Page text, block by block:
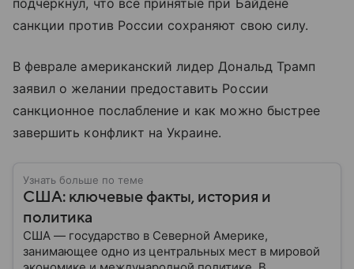
санкции против России сохраняют свою силу.
В феврале американский лидер Дональд Трамп
заявил о желании предоставить России
санкционное послабление и как можно быстрее
завершить конфликт на Украине.
Узнать больше по теме
США: ключевые факты, история и
политика
США — государство в Северной Америке,
занимающее одно из центральных мест в мировой